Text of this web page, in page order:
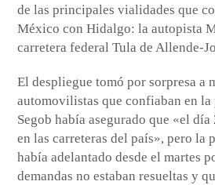
de las principales vialidades que
México con Hidalgo: la autopista
carretera federal Tula de Allende-
El despliegue tomó por sorpresa a
automovilistas que confiaban en
Segob había asegurado que «el
en las carreteras del país», pero la
había adelantado desde el martes
demandas no estaban resueltas y